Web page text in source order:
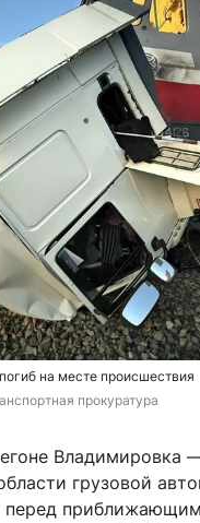
на месте происшествия
прокуратура
Владимировка
грузовой
перед